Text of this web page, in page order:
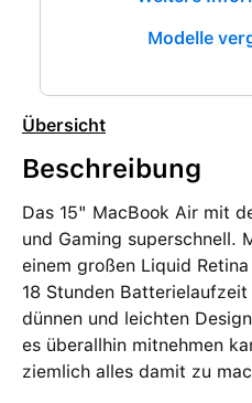
Modelle
Übersicht
Beschreibung
Das 15" MacBook Air mit
und Gaming superschnell.
einem großen Liquid
18 Stunden
dünnen und leichten
es überallhin mitnehmen
ziemlich alles damit zu